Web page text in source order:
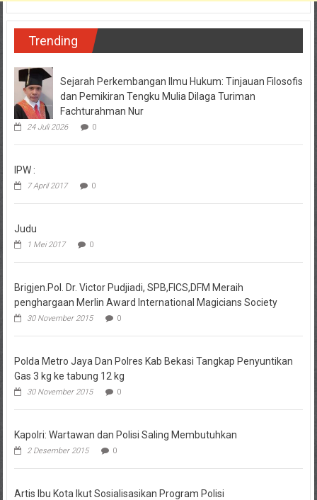
Trending
Sejarah Perkembangan Ilmu Hukum: Tinjauan Filosofis
dan Pemikiran Tengku Mulia Dilaga Turiman
Fachturahman Nur
24 Juli 2026 0
IPW :
7 April 2017 0
Judu
1 Mei 2017 0
Brigjen.Pol. Dr. Victor Pudjiadi, SPB,FICS,DFM Meraih
penghargaan Merlin Award International Magicians Society
30 November 2015 0
Polda Metro Jaya Dan Polres Kab Bekasi Tangkap Penyuntikan
Gas 3 kg ke tabung 12 kg
30 November 2015 0
Kapolri: Wartawan dan Polisi Saling Membutuhkan
2 Desember 2015 0
Artis Ibu Kota Ikut Sosialisasikan Program Polisi